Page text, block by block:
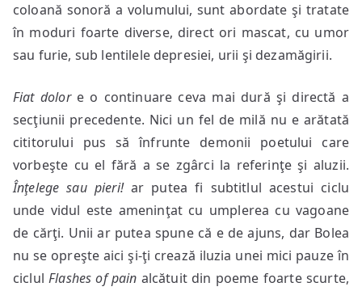
coloană sonoră a volumului, sunt abordate şi tratate
în moduri foarte diverse, direct ori mascat, cu umor
sau furie, sub lentilele depresiei, urii şi dezamăgirii.
Fiat dolore o continuare ceva mai dură şi directă a
secţiunii precedente. Nici un fel de milă nu e arătată
cititorului pus să înfrunte demonii poetului care
vorbeşte cu el fără a se zgârci la referinţe şi aluzii.
Înţelege sau pieri!ar putea fi subtitlul acestui ciclu
unde vidul este ameninţat cu umplerea cu vagoane
de cărţi. Unii ar putea spune că e de ajuns, dar Bolea
nu se opreşte aici şi-ţi crează iluzia unei mici pauze în
ciclulFlashes of pain alcătuit din poeme foarte scurte,